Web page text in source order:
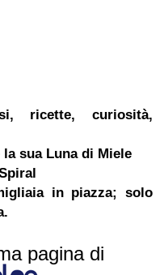
ricette, curiosità,
sua Luna di Miele
in piazza; solo
pagina di